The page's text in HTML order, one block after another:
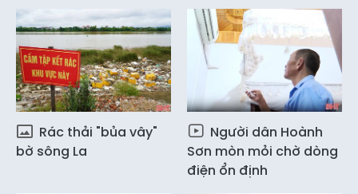
Rác thải "bủa vây"
bờ sông La
Người dân Hoành
Sơn mòn mỏi chờ dòng
điện ổn định